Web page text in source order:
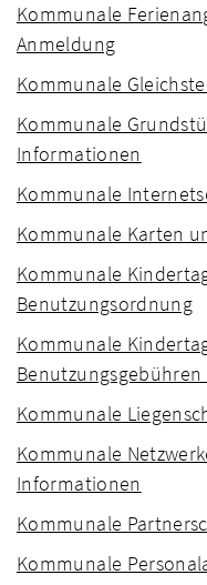
Kommunale
Anmeldung
Kommunale
Kommunale
Informationen
Kommunale
Kommunale Karten
Kommunale
Benutzungsordnung
Kommunale
Kommunale
Kommunale
Informationen
Kommunale
Kommunale